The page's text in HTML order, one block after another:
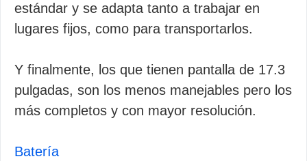
estándar y se adapta tanto a trabajar en
lugares fijos, como para transportarlos.
Y finalmente, los que tienen pantalla de 17.3
pulgadas, son los menos manejables pero los
más completos y con mayor resolución.
Batería